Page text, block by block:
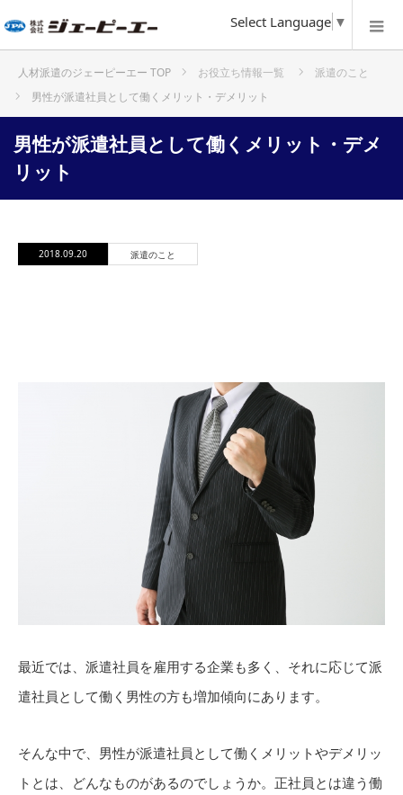
Select Language ▼
ホーム
お役立ち情報一覧
派遣のこと
男性が派遣社員として働くメリット・デメリット
男性が派遣社員として働くメリット・デメ
リット
2018.09.20 派遣のこと
最近では、派遣社員を雇用する企業も多く、それに応じて派
遣社員として働く男性の方も増加傾向にあります。
そんな中で、男性が派遣社員として働くメリットやデメリッ
トとは、どんなものがあるのでしょうか。正社員とは違う働